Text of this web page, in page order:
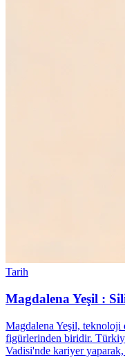
Tarih
Magdalena Yeşil :
Magdalena Yeşil, teknoloji
figürlerinden biridir.
Vadisi'nde kariyer